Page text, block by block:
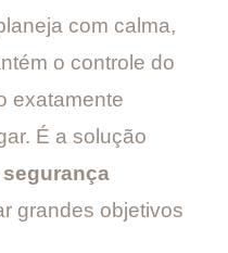
com calma,
o controle do
exatamente
É a solução
grandes objetivos